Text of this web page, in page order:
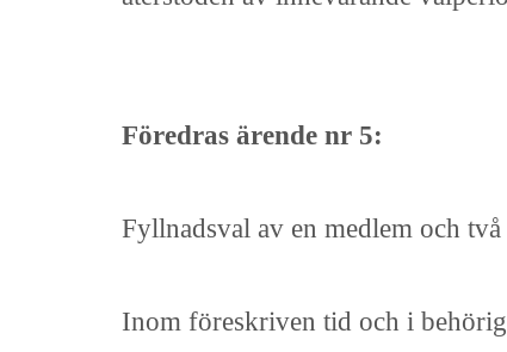
Föredras ärende nr 5:
Fyllnadsval av en medlem och
Inom föreskriven tid och i